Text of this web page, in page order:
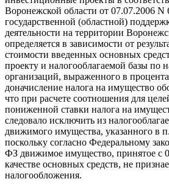
Воронежской области от 07.07.2006
государственной (областной)
деятельности на территории
определяется в зависимости от
стоимости введенных основных
проекту и налогооблагаемой базы по
организаций, выраженного в
доначисление налога на имущество
что при расчете соотношения для
пониженной ставки налога на
следовало исключить из
движимого имущества, указанного в
поскольку согласно Федеральному
ФЗ движимое имущество, принятое с
качестве основных средств, не
налогообложения.